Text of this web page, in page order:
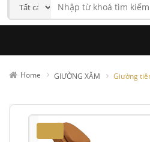
Home GIƯỜNG XĂM Giường